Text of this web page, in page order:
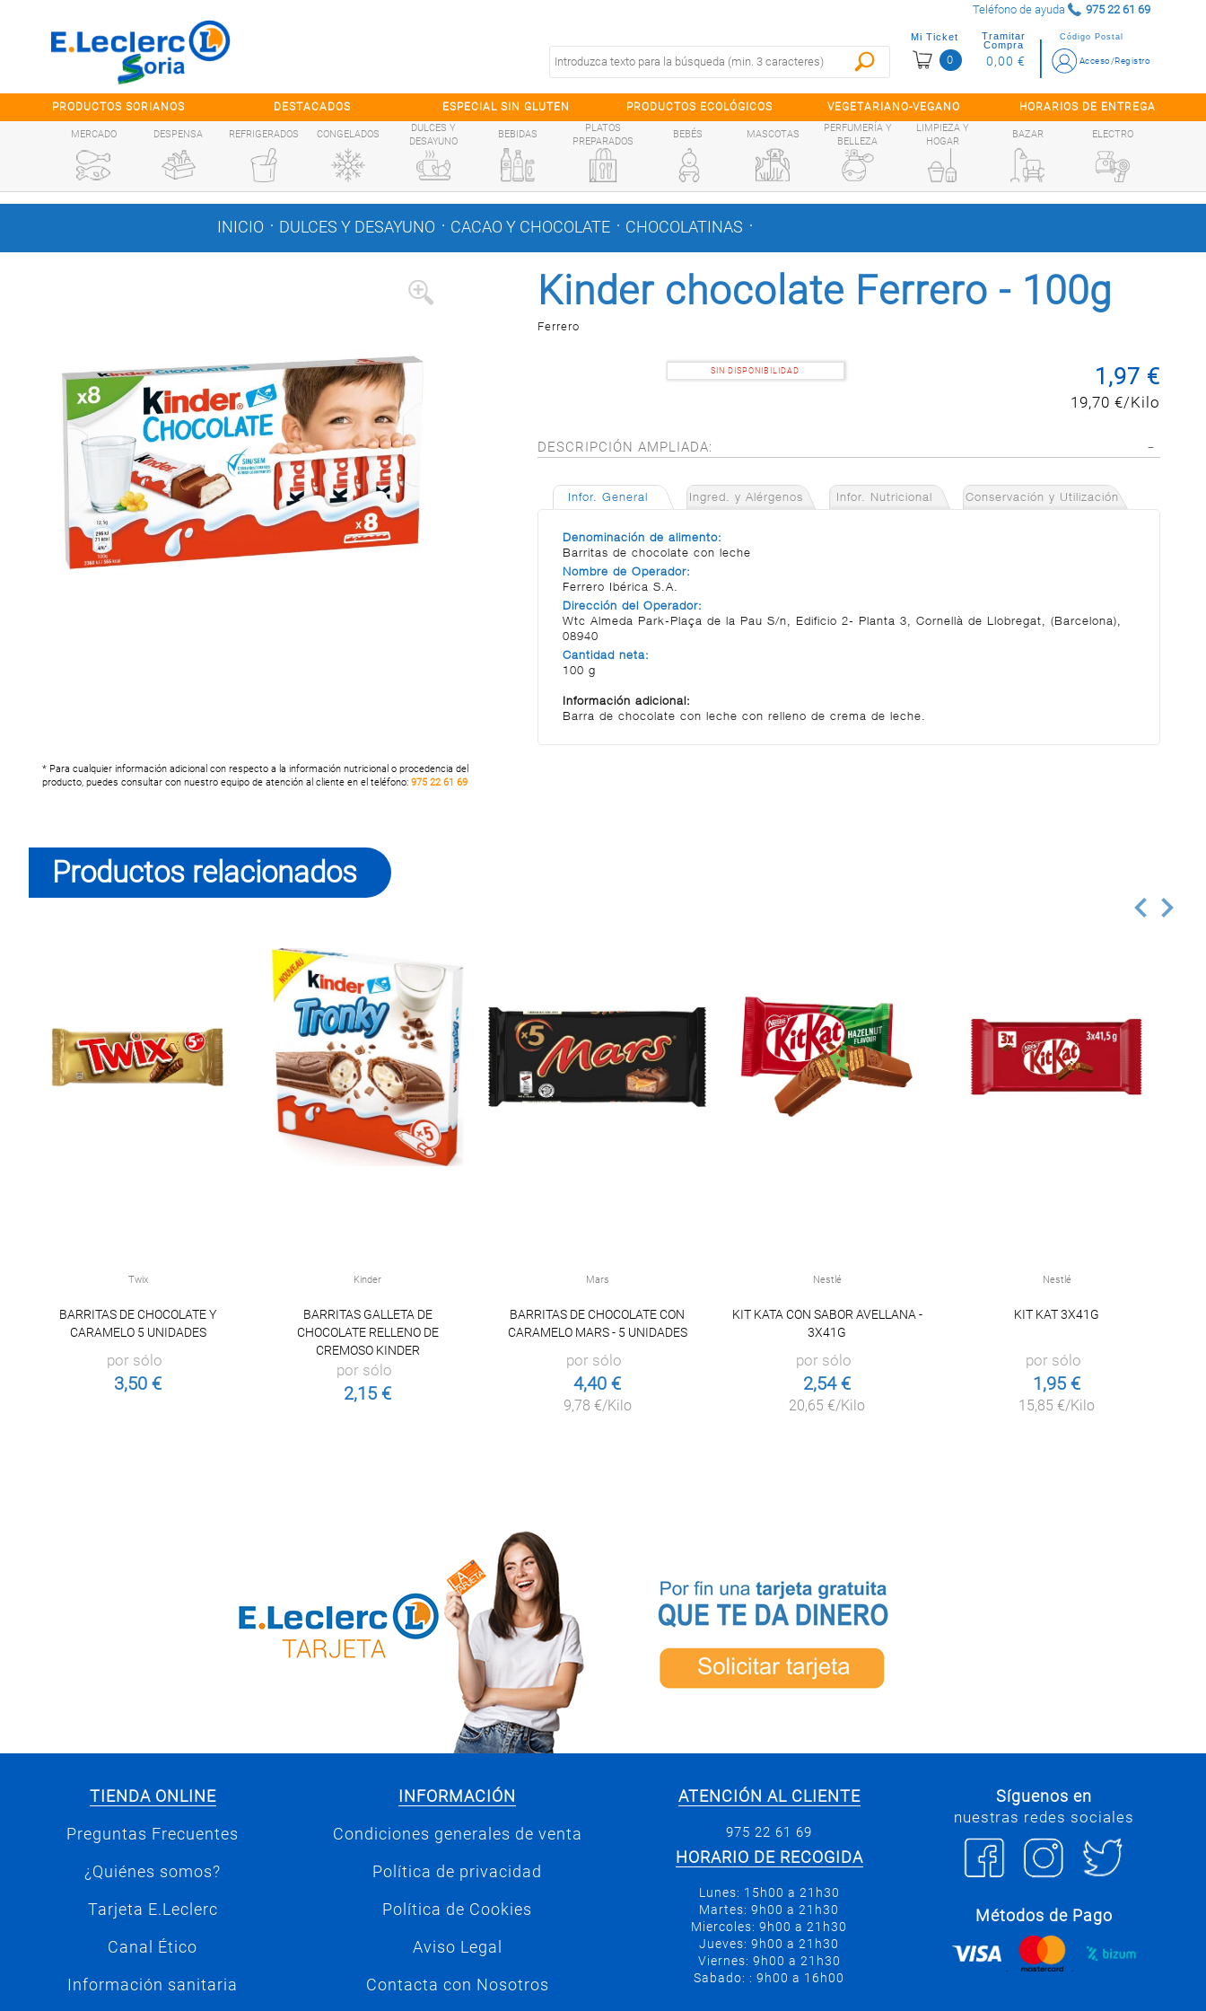
Teléfono de ayuda 975 22 61 69
Código Postal
Acceso/Registro
Mi Ticket
0
Tramitar
Compra
0,00 €
PRODUCTOS SORIANOS DESTACADOS ESPECIAL SIN GLUTEN PRODUCTOS ECOLÓGICOS VEGETARIANO-VEGANO HORARIOS DE ENTREGA
MERCADO DESPENSA REFRIGERADOS CONGELADOS
DULCES Y
DESAYUNO
BEBIDAS
PLATOS
PREPARADOS
BEBÉS MASCOTAS
PERFUMERÍA Y
BELLEZA
LIMPIEZA Y
HOGAR
BAZAR ELECTRO
INICIO . DULCES Y DESAYUNO . CACAO Y CHOCOLATE . CHOCOLATINAS .
Kinder chocolate Ferrero - 100g
Ferrero
SIN DISPONIBILIDAD 1,97 €
19,70 €/Kilo
DESCRIPCIÓN AMPLIADA:
Infor. General Ingred. y Alérgenos Infor. Nutricional Conservación y Utilización
Denominación de alimento:
Barritas de chocolate con leche
Nombre de Operador:
Ferrero Ibérica S.A.
Dirección del Operador:
Wtc Almeda Park-Plaça de la Pau S/n, Edificio 2- Planta 3, Cornellà de Llobregat, (Barcelona),
08940
Cantidad neta:
100 g
Información adicional:
Barra de chocolate con leche con relleno de crema de leche.
* Para cualquier información adicional con respecto a la información nutricional o procedencia del
producto, puedes consultar con nuestro equipo de atención al cliente en el teléfono: 975 22 61 69
Productos relacionados
Twix
BARRITAS DE CHOCOLATE Y
CARAMELO 5 UNIDADES
por sólo
3,50 €
Kinder
BARRITAS GALLETA DE
CHOCOLATE RELLENO DE
CREMOSO KINDER
por sólo
2,15 €
Mars
BARRITAS DE CHOCOLATE CON
CARAMELO MARS - 5 UNIDADES
por sólo
4,40 €
9,78 €/Kilo
Nestlé
KIT KATA CON SABOR AVELLANA -
3X41G
por sólo
2,54 €
20,65 €/Kilo
Nestlé
KIT KAT 3X41G
por sólo
1,95 €
15,85 €/Kilo
TIENDA ONLINE
Preguntas Frecuentes
¿Quiénes somos?
Tarjeta E.Leclerc
Canal Ético
Información sanitaria
INFORMACIÓN
Condiciones generales de venta
Política de privacidad
Política de Cookies
Aviso Legal
Contacta con Nosotros
ATENCIÓN AL CLIENTE
975 22 61 69
HORARIO DE RECOGIDA
Lunes: 15h00 a 21h30
Martes: 9h00 a 21h30
Miercoles: 9h00 a 21h30
Jueves: 9h00 a 21h30
Viernes: 9h00 a 21h30
Sabado: : 9h00 a 16h00
Síguenos en
nuestras redes sociales
Métodos de Pago
. .